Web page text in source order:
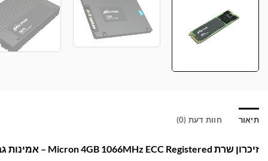
תיאור חוות דעת (0)
זיכרון שרת Micron 4GB 1066MHz ECC Registered – אמינות גבוהה לשרתים!